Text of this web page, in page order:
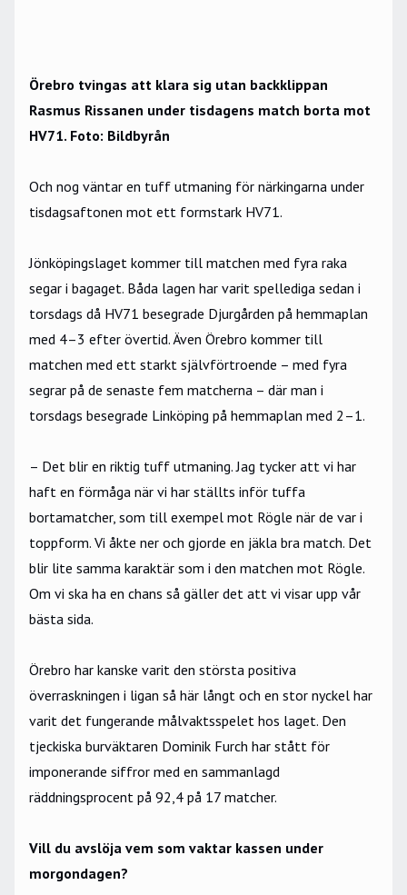
Örebro tvingas att klara sig utan backklippan
Rasmus Rissanen under tisdagens match borta mot
HV71. Foto: Bildbyrån
Och nog väntar en tuff utmaning för närkingarna under
tisdagsaftonen mot ett formstark HV71.
Jönköpingslaget kommer till matchen med fyra raka
segar i bagaget. Båda lagen har varit spellediga sedan i
torsdags då HV71 besegrade Djurgården på hemmaplan
med 4–3 efter övertid. Även Örebro kommer till
matchen med ett starkt självförtroende – med fyra
segrar på de senaste fem matcherna – där man i
torsdags besegrade Linköping på hemmaplan med 2–1.
– Det blir en riktig tuff utmaning. Jag tycker att vi har
haft en förmåga när vi har ställts inför tuffa
bortamatcher, som till exempel mot Rögle när de var i
toppform. Vi åkte ner och gjorde en jäkla bra match. Det
blir lite samma karaktär som i den matchen mot Rögle.
Om vi ska ha en chans så gäller det att vi visar upp vår
bästa sida.
Örebro har kanske varit den största positiva
överraskningen i ligan så här långt och en stor nyckel har
varit det fungerande målvaktsspelet hos laget. Den
tjeckiska burväktaren Dominik Furch har stått för
imponerande siffror med en sammanlagd
räddningsprocent på 92,4 på 17 matcher.
Vill du avslöja vem som vaktar kassen under
morgondagen?